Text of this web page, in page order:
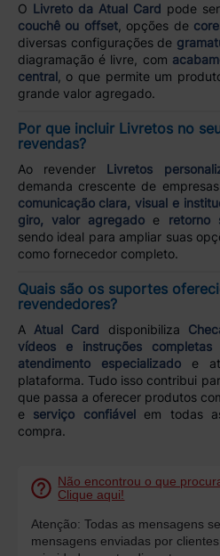
O Livreto da Atual Card pode
couchê ou offset, opções de
diversas configurações de
diagramação é livre, com
central, o que permite um
grande valor agregado.
Por que incluir Livretos no
revendas?
Ao revender Livretos
demanda crescente de
comunicação clara, visual e
giro, valor agregado e retorno
sendo ideal para ampliar suas
como fornecedor completo.
Quais são os suportes
revendedores?
A Atual Card disponibiliza
vídeos e instruções completas
atendimento especializadoe
plataforma. Tudo isso contribui
que passa a oferecer produtos
e serviço confiávelem todas
compra.
Não encontrou o que
Clique aqui!
Atenção: Todas as mensagens
mensagens enviadas por